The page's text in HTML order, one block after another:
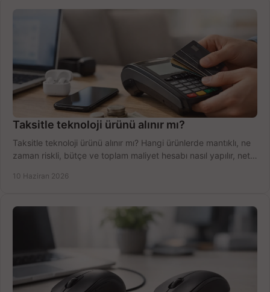
Taksitle teknoloji ürünü alınır mı?
Taksitle teknoloji ürünü alınır mı? Hangi ürünlerde mantıklı, ne
zaman riskli, bütçe ve toplam maliyet hesabı nasıl yapılır, net
10 Haziran 2026